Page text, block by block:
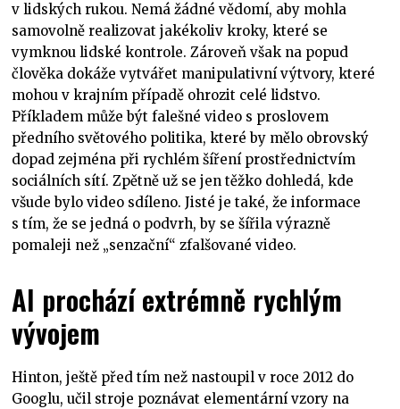
v lidských rukou. Nemá žádné vědomí, aby mohla
samovolně realizovat jakékoliv kroky, které se
vymknou lidské kontrole. Zároveň však na popud
člověka dokáže vytvářet manipulativní výtvory, které
mohou v krajním případě ohrozit celé lidstvo.
Příkladem může být falešné video s proslovem
předního světového politika, které by mělo obrovský
dopad zejména při rychlém šíření prostřednictvím
sociálních sítí. Zpětně už se jen těžko dohledá, kde
všude bylo video sdíleno. Jisté je také, že informace
s tím, že se jedná o podvrh, by se šířila výrazně
pomaleji než „senzační“ zfalšované video.
AI prochází extrémně rychlým
vývojem
Hinton, ještě před tím než nastoupil v roce 2012 do
Googlu, učil stroje poznávat elementární vzory na